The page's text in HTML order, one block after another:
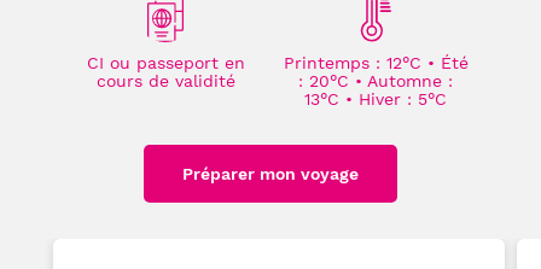
CI ou passeport en
cours de validité
Printemps : 12°C • Été
: 20°C • Automne :
13°C • Hiver : 5°C
Préparer mon voyage